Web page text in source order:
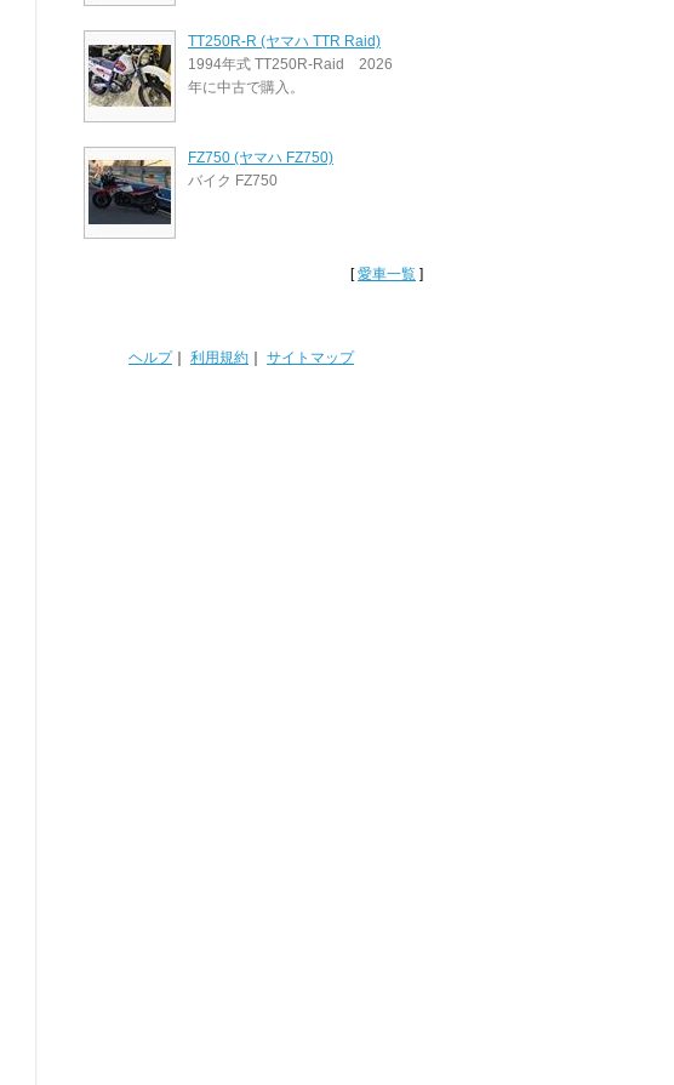
TT250R-R (ヤマハ TTR Raid)
1994年式 TT250R-Raid 2026
年に中古で購入。
FZ750 (ヤマハ FZ750)
バイク FZ750
[愛車一覧 ]
ヘルプ｜ 利用規約 サイトマップ